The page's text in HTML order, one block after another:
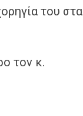
του στα
τον κ.